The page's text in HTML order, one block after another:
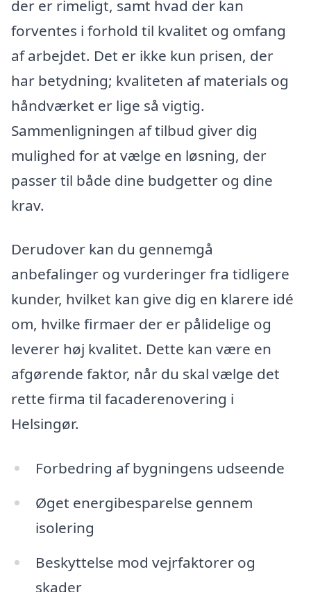
der er rimeligt, samt hvad der kan
forventes i forhold til kvalitet og omfang
af arbejdet. Det er ikke kun prisen, der
har betydning; kvaliteten af materials og
håndværket er lige så vigtig.
Sammenligningen af tilbud giver dig
mulighed for at vælge en løsning, der
passer til både dine budgetter og dine
krav.
Derudover kan du gennemgå
anbefalinger og vurderinger fra tidligere
kunder, hvilket kan give dig en klarere idé
om, hvilke firmaer der er pålidelige og
leverer høj kvalitet. Dette kan være en
afgørende faktor, når du skal vælge det
rette firma til facaderenovering i
Helsingør.
Forbedring af bygningens udseende
Øget energibesparelse gennem
isolering
Beskyttelse mod vejrfaktorer og
skader